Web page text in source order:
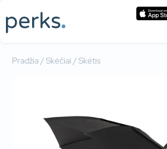
Pradžia/Skėčiai / Skėtis